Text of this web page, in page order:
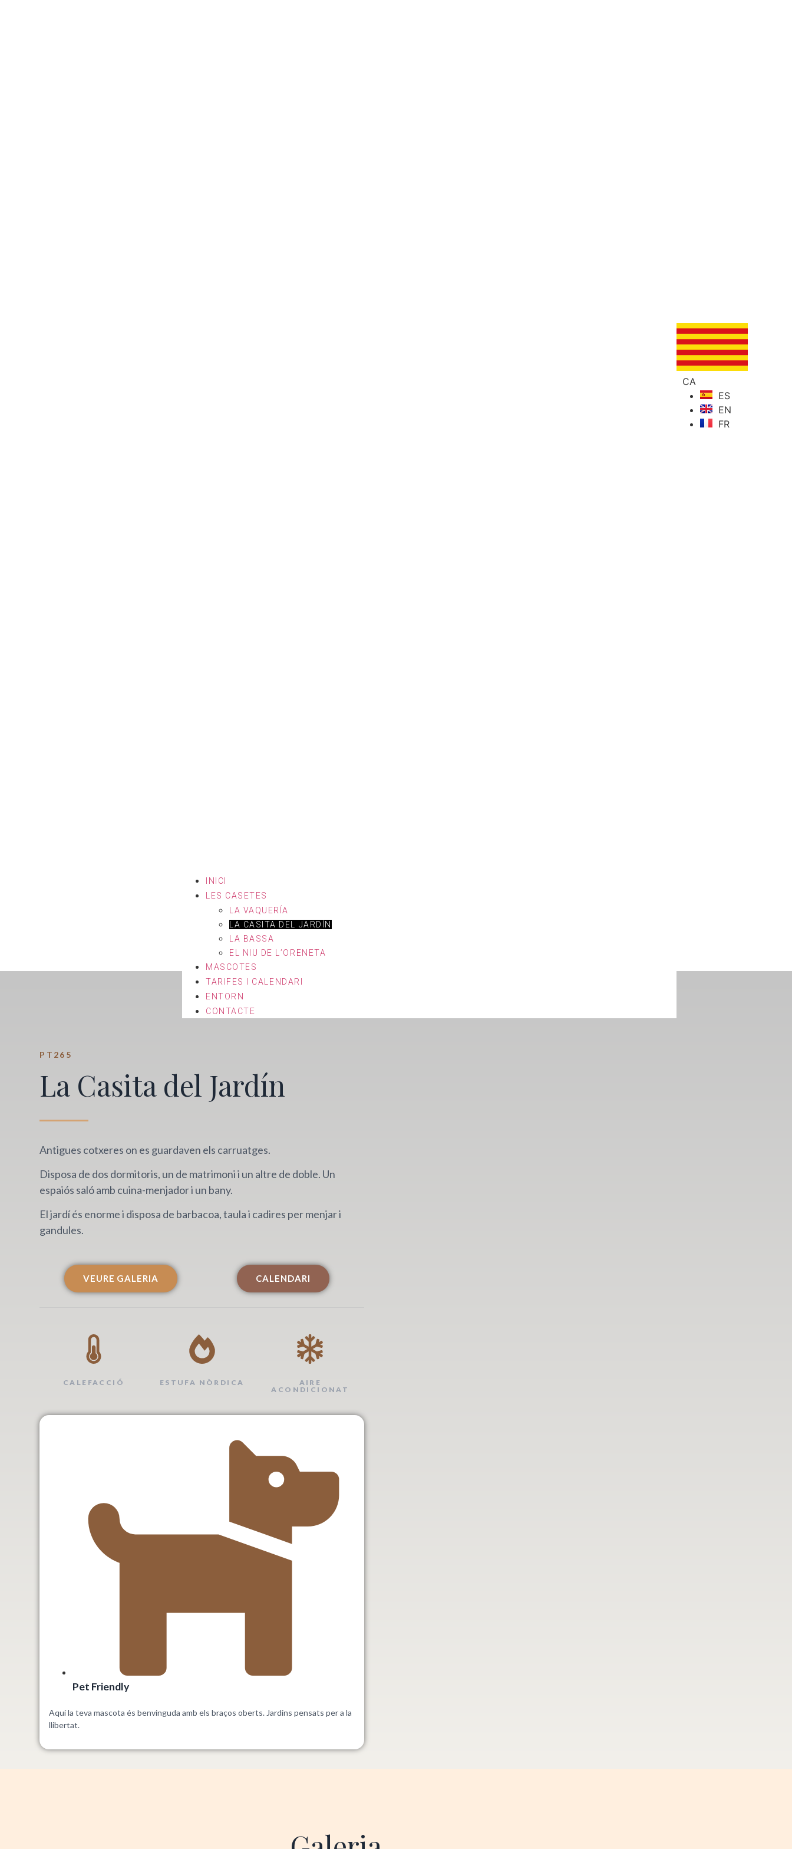
INICI
LES CASETES
LA VAQUERÍA
LA CASITA DEL JARDÍN
LA BASSA
EL NIU DE L’ORENETA
MASCOTES
TARIFES I CALENDARI
ENTORN
CONTACTE
CA
ES
EN
FR
PT265
La Casita del Jardín
Antigues cotxeres on es guardaven els carruatges.
Disposa de dos dormitoris, un de matrimoni i un altre de doble. Un
espaiós saló amb cuina-menjador i un bany.
El jardí és enorme i disposa de barbacoa, taula i cadires per menjar i
gandules.
VEURE GALERIA CALENDARI
CALEFACCIÓ ESTUFA NÒRDICA
AIRE
ACONDICIONAT
Pet Friendly
Aquí la teva mascota és benvinguda amb els braços oberts. Jardins pensats per a la
llibertat.